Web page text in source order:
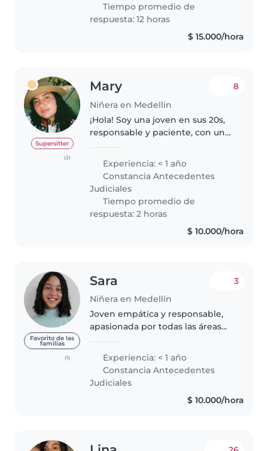
Tiempo promedio de
respuesta: 12 horas
$ 15.000/hora
Supersitter
(2)
Mary
Niñera en Medellín
8
¡Hola! Soy una joven en sus 20s,
responsable y paciente, con un
todas las edades, desde bebés
hasta niños en edad escolar...
Experiencia: < 1 año
Constancia Antecedentes
Judiciales
Tiempo promedio de
respuesta: 2 horas
$ 10.000/hora
Favorito de las
familias
(1)
Sara
Niñera en Medellín
3
Joven empática y responsable,
apasionada por todas las áreas
atención integral a la primera
infancia. Siendo la paciencia mi
mejor cualidad, puedo resolver..
Experiencia: < 1 año
Constancia Antecedentes
Judiciales
$ 10.000/hora